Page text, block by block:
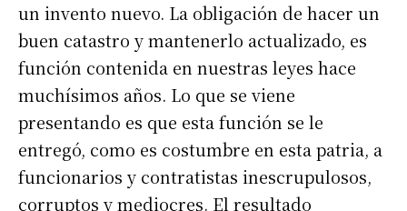
un invento nuevo. La obligación de hacer un
buen catastro y mantenerlo actualizado, es
función contenida en nuestras leyes hace
muchísimos años. Lo que se viene
presentando es que esta función se le
entregó, como es costumbre en esta patria, a
funcionarios y contratistas inescrupulosos,
corruptos y mediocres. El resultado